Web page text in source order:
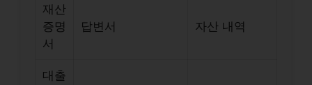
재산
증명
서
답변서 자산 내역
대출